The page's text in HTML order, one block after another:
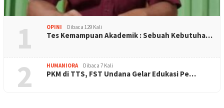
1 OPINI Dibaca 129 Kali
Tes Kemampuan Akademik : Sebuah Kebutuha…
2 HUMANIORA Dibaca 7 Kali
PKM di TTS, FST Undana Gelar Edukasi Pe…